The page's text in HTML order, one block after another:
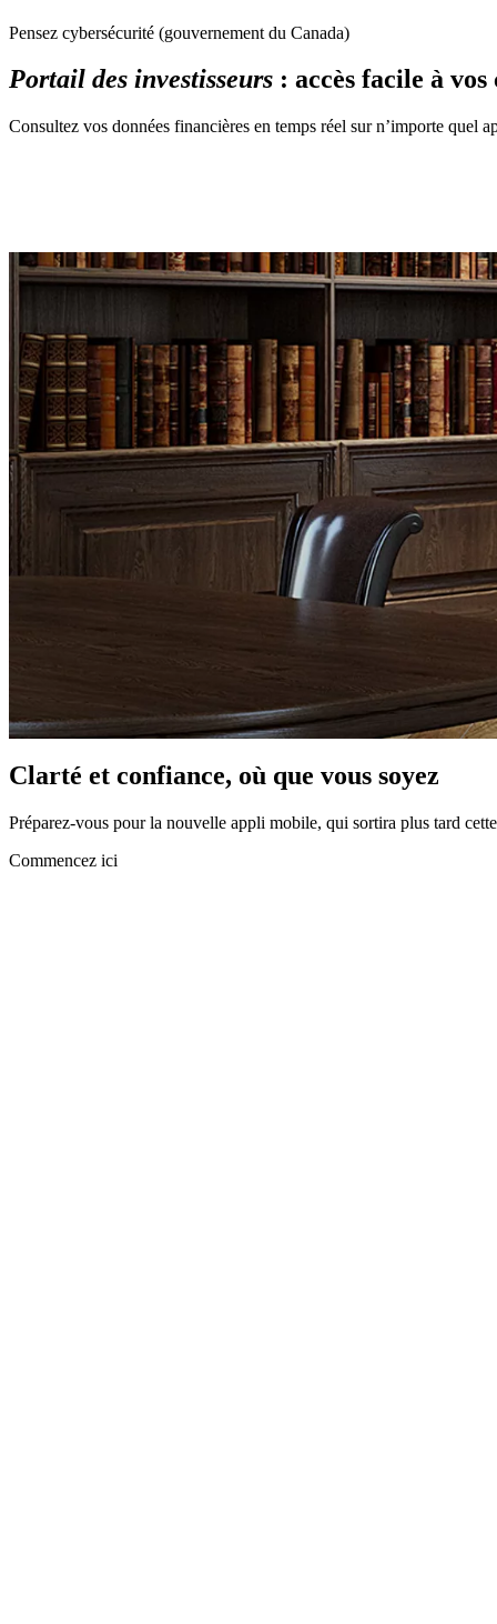
Pensez cybersécurité (gouvernement du Canada)
Portail des investisseurs : accès facile à vos
Consultez vos données financières en temps réel sur n’importe
Clarté et confiance, où que vous soyez
Préparez-vous pour la nouvelle appli mobile, qui sortira plus tard
Commencez ici